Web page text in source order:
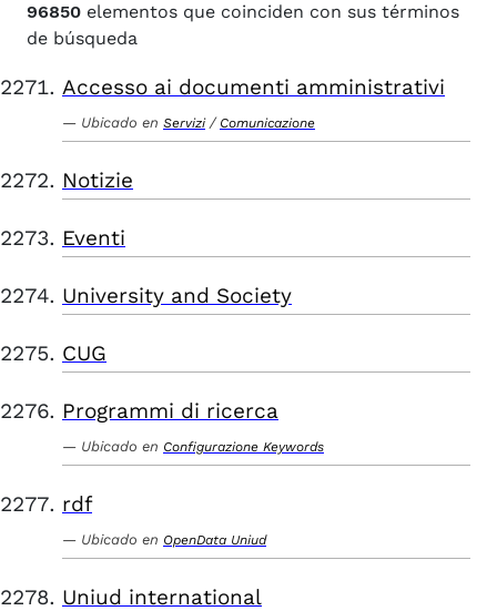
96850 elementos que coinciden con sus términos
de búsqueda
Accesso ai documenti amministrativi
Ubicado en Servizi / Comunicazione
Notizie
Eventi
University and Society
CUG
Programmi di ricerca
Ubicado en Configurazione Keywords
rdf
Ubicado en OpenData Uniud
Uniud international